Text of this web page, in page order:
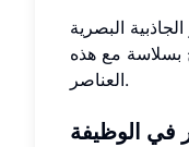
البصرية
بسلاسة مع هذه
العناصر.
في الوظيفة